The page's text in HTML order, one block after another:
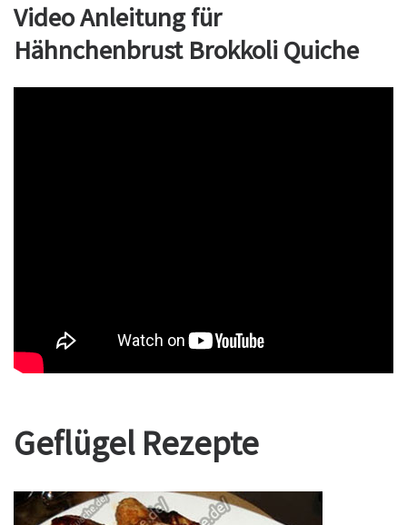
Video Anleitung für
Hähnchenbrust BrokkoliQuiche
Geflügel Rezepte